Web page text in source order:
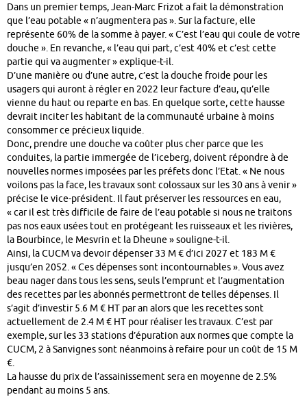
Dans un premier temps, Jean-Marc Frizot a fait la démonstration
que l’eau potable « n’augmentera pas ». Sur la facture, elle
représente 60% de la somme à payer. « C’est l’eau qui coule de votre
douche ». En revanche, « l’eau qui part, c’est 40% et c’est cette
partie qui va augmenter » explique-t-il.
D’une manière ou d’une autre, c’est la douche froide pour les
usagers qui auront à régler en 2022 leur facture d’eau, qu’elle
vienne du haut ou reparte en bas. En quelque sorte, cette hausse
devrait inciter les habitant de la communauté urbaine à moins
consommer ce précieux liquide.
Donc, prendre une douche va coûter plus cher parce que les
conduites, la partie immergée de l’iceberg, doivent répondre à de
nouvelles normes imposées par les préfets donc l’Etat. « Ne nous
voilons pas la face, les travaux sont colossaux sur les 30 ans à venir »
précise le vice-président. Il faut préserver les ressources en eau,
« car il est très difficile de faire de l’eau potable si nous ne traitons
pas nos eaux usées tout en protégeant les ruisseaux et les rivières,
la Bourbince, le Mesvrin et la Dheune » souligne-t-il.
Ainsi, la CUCM va devoir dépenser 33 M € d’ici 2027 et 183 M €
jusqu’en 2052. « Ces dépenses sont incontournables ». Vous avez
beau nager dans tous les sens, seuls l’emprunt et l’augmentation
des recettes par les abonnés permettront de telles dépenses. Il
s’agit d’investir 5.6 M € HT par an alors que les recettes sont
actuellement de 2.4 M € HT pour réaliser les travaux. C’est par
exemple, sur les 33 stations d’épuration aux normes que compte la
CUCM, 2 à Sanvignes sont néanmoins à refaire pour un coût de 15 M
€.
La hausse du prix de l’assainissement sera en moyenne de 2.5%
pendant au moins 5 ans.